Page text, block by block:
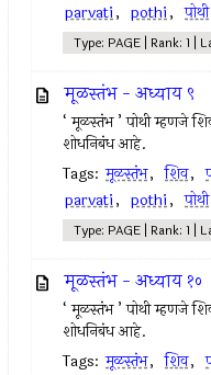
parvati, pothi, पोथी
Type: PAGE | Rank: 1 |
मूळस्तंभ - अध्याय ९
‘ मूळस्तंभ ’ पोथी म्हणजे
शोधनिबंध आहे.
Tags: मूळस्तंभ, शिव,
parvati, pothi, पोथी
Type: PAGE | Rank: 1 |
मूळस्तंभ - अध्याय १०
‘ मूळस्तंभ ’ पोथी म्हणजे
शोधनिबंध आहे.
Tags: मूळस्तंभ, शिव,